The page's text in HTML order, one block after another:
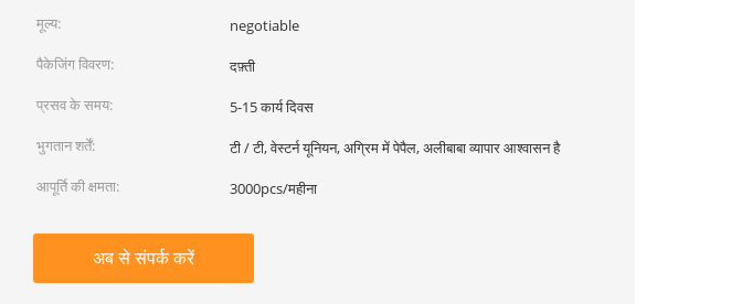
मूल्य:
negotiable
पैकेजिंग विवरण:
दफ़्ती
प्रसव के समय:
5-15 कार्य दिवस
भुगतान शर्तें:
टी / टी, वेस्टर्न यूनियन, अग्रिम में पेपैल, अलीबाबा व्यापार आश्वासन है
आपूर्ति की क्षमता:
3000pcs/महीना
अब से संपर्क करें